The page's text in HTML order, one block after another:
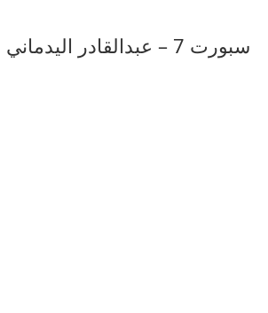
سبورت 7 – عبدالقادر اليدماني